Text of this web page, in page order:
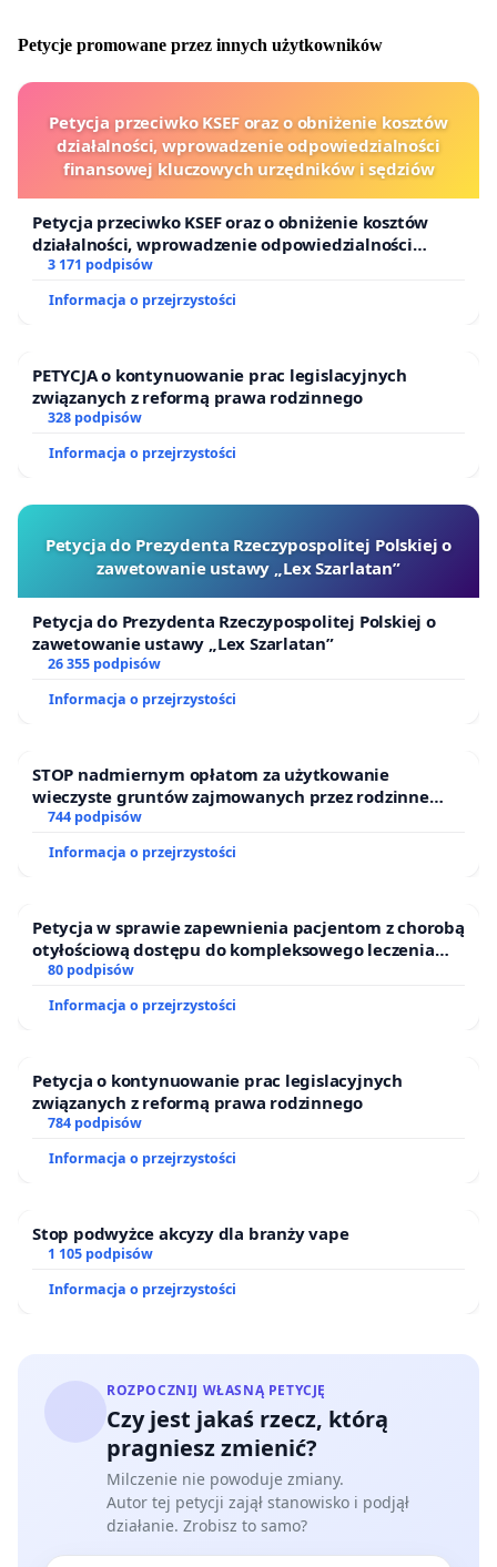
Petycje promowane przez innych użytkowników
Petycja przeciwko KSEF oraz o obniżenie kosztów
działalności, wprowadzenie odpowiedzialności
finansowej kluczowych urzędników i sędziów
Petycja przeciwko KSEF oraz o obniżenie kosztów
działalności, wprowadzenie odpowiedzialności
finansowej kluczowych urzędników i sędziów
3 171 podpisów
Informacja o przejrzystości
PETYCJA o kontynuowanie prac legislacyjnych
związanych z reformą prawa rodzinnego
328 podpisów
Informacja o przejrzystości
Petycja do Prezydenta Rzeczypospolitej Polskiej o
zawetowanie ustawy „Lex Szarlatan”
Petycja do Prezydenta Rzeczypospolitej Polskiej o
zawetowanie ustawy „Lex Szarlatan”
26 355 podpisów
Informacja o przejrzystości
STOP nadmiernym opłatom za użytkowanie
wieczyste gruntów zajmowanych przez rodzinne
ogrody działkowe.
744 podpisów
Informacja o przejrzystości
Petycja w sprawie zapewnienia pacjentom z chorobą
otyłościową dostępu do kompleksowego leczenia
oraz programów profilaktycznych.
80 podpisów
Informacja o przejrzystości
Petycja o kontynuowanie prac legislacyjnych
związanych z reformą prawa rodzinnego
784 podpisów
Informacja o przejrzystości
Stop podwyżce akcyzy dla branży vape
1 105 podpisów
Informacja o przejrzystości
ROZPOCZNIJ WŁASNĄ PETYCJĘ
Czy jest jakaś rzecz, którą
pragniesz zmienić?
Milczenie nie powoduje zmiany.
Autor tej petycji zajął stanowisko i podjął
działanie. Zrobisz to samo?